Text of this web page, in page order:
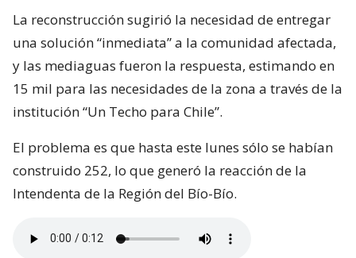
La reconstrucción sugirió la necesidad de entregar
una solución “inmediata” a la comunidad afectada,
y las mediaguas fueron la respuesta, estimando en
15 mil para las necesidades de la zona a través de la
institución “Un Techo para Chile”.
El problema es que hasta este lunes sólo se habían
construido 252, lo que generó la reacción de la
Intendenta de la Región del Bío-Bío.